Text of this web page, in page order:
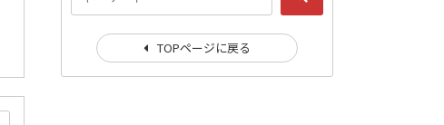
TOPページに戻る